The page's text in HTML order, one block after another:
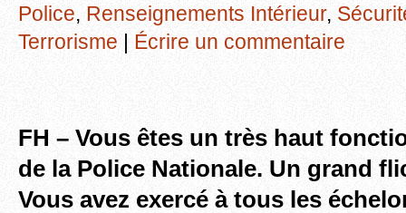
Police, Renseignements Intérieur,
Terrorisme | Écrire un commentaire
FH – Vous êtes un très haut
de la Police Nationale. Un grand
Vous avez exercé à tous les